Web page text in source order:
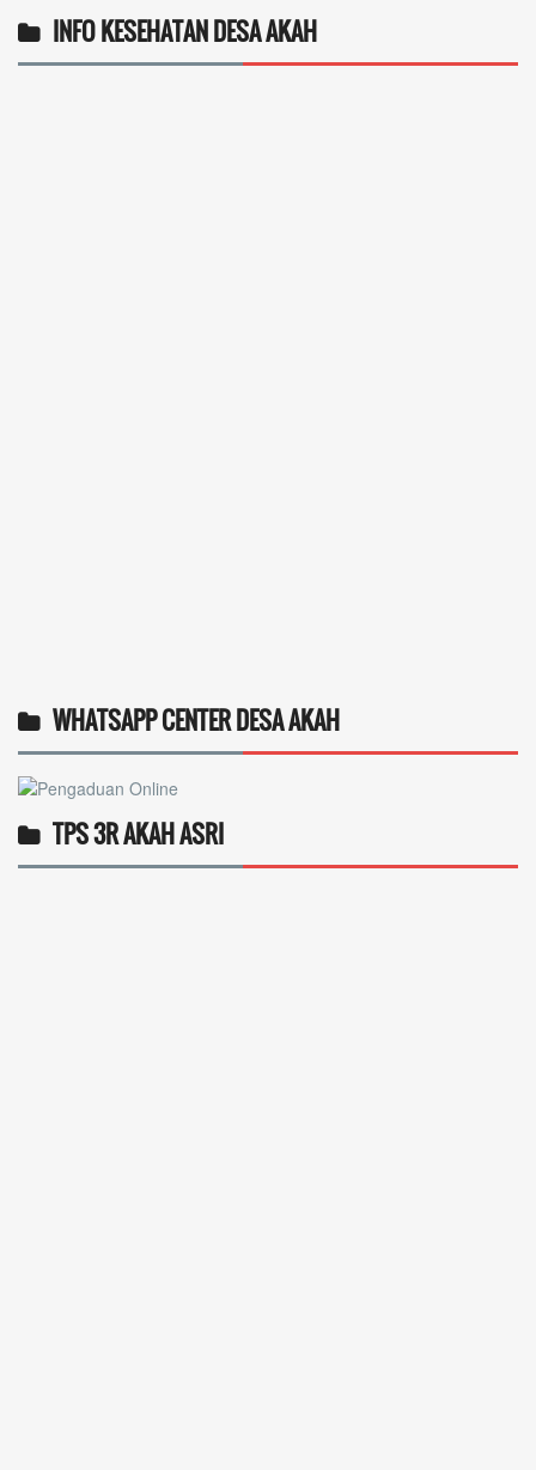
INFO KESEHATAN DESA AKAH
WHATSAPP CENTER DESA AKAH
TPS 3R AKAH ASRI